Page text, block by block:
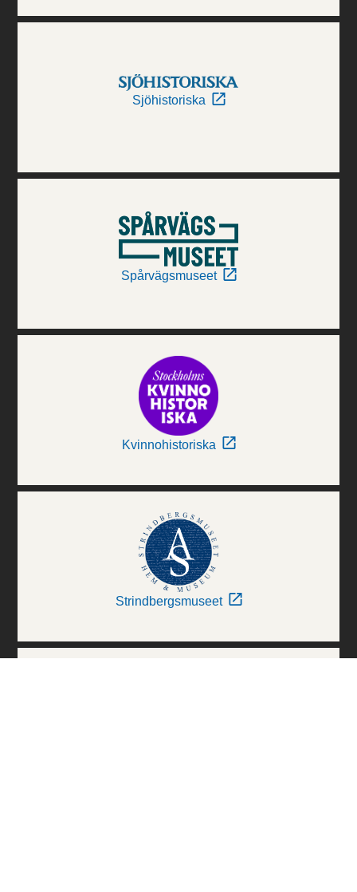
Sjöhistoriska
Spårvägsmuseet
Kvinnohistoriska
Strindbergsmuseet